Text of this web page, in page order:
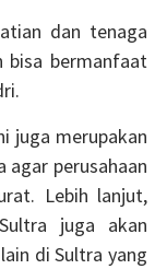
dan tenaga
bisa bermanfaat
juga merupakan
agar perusahaan
Lebih lanjut,
juga akan
di Sultra yang